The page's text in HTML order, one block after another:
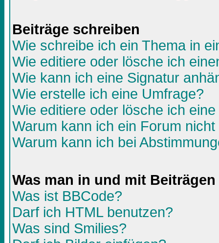
Beiträge schreiben
Wie schreibe ich ein Thema in
Wie editiere oder lösche ich
Wie kann ich eine Signatur
Wie erstelle ich eine Umfrage?
Wie editiere oder lösche ich
Warum kann ich ein Forum
Warum kann ich bei
Was man in und mit
Was ist BBCode?
Darf ich HTML benutzen?
Was sind Smilies?